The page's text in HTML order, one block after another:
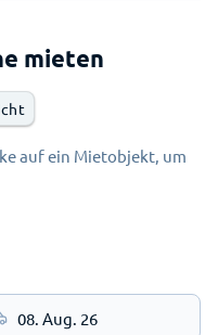
mieten
auf ein Mietobjekt, um
08. Aug. 26